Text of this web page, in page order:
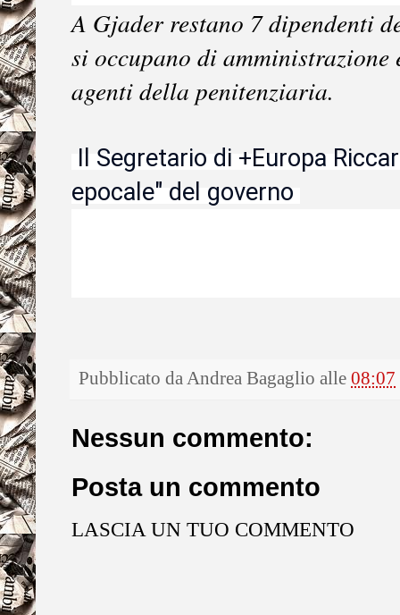
A Gjader restano 7 dipendenti
si occupano di
agenti della penitenziaria.
Il Segretario di +Europa
epocale" del governo
Pubblicato daAndrea Bagaglio alle 08:07
Nessun commento:
Posta un commento
LASCIA UN TUO COMMENTO